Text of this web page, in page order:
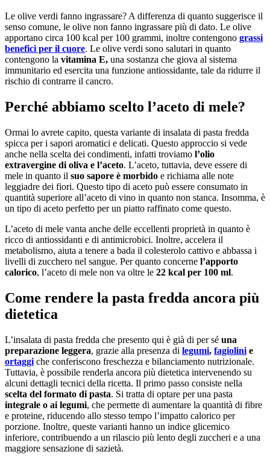
Le olive verdi fanno ingrassare? A differenza di quanto suggerisce il
senso comune, le olive non fanno ingrassare più di dato. Le olive
apportano circa 100 kcal per 100 grammi, inoltre contengono grassi
benefici per il cuore. Le olive verdi sono salutari in quanto
contengono la vitamina E, una sostanza che giova al sistema
immunitario ed esercita una funzione antiossidante, tale da ridurre il
rischio di contrarre il cancro.
Perché abbiamo scelto l’aceto di mele?
Ormai lo avrete capito, questa variante di insalata di pasta fredda
spicca per i sapori aromatici e delicati. Questo approccio si vede
anche nella scelta dei condimenti, infatti troviamo l’olio
extravergine di oliva e l’aceto. L’aceto, tuttavia, deve essere di
mele in quanto il suo sapore è morbido e richiama alle note
leggiadre dei fiori. Questo tipo di aceto può essere consumato in
quantità superiore all’aceto di vino in quanto non stanca. Insomma, è
un tipo di aceto perfetto per un piatto raffinato come questo.
L’aceto di mele vanta anche delle eccellenti proprietà in quanto è
ricco di antiossidanti e di antimicrobici. Inoltre, accelera il
metabolismo, aiuta a tenere a bada il colesterolo cattivo e abbassa i
livelli di zucchero nel sangue. Per quanto concerne l’apporto
calorico, l’aceto di mele non va oltre le 22 kcal per 100 ml.
Come rendere la pasta fredda ancora più
dietetica
L’insalata di pasta fredda che presento qui è già di per sé una
preparazione leggera, grazie alla presenza di legumi, fagiolini e
ortaggi che conferiscono freschezza e bilanciamento nutrizionale.
Tuttavia, è possibile renderla ancora più dietetica intervenendo su
alcuni dettagli tecnici della ricetta. Il primo passo consiste nella
scelta del formato di pasta. Si tratta di optare per una pasta
integrale o ai legumi, che permette di aumentare la quantità di fibre
e proteine, riducendo allo stesso tempo l’impatto calorico per
porzione. Inoltre, queste varianti hanno un indice glicemico
inferiore, contribuendo a un rilascio più lento degli zuccheri e a una
maggiore sensazione di sazietà.